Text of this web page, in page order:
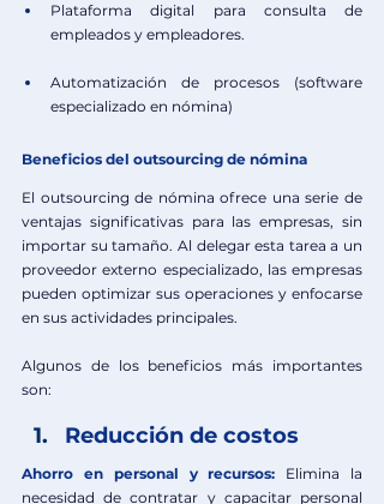
Plataforma digital para consulta de
empleados y empleadores.
Automatización de procesos (software
especializado en nómina)
Beneficios del outsourcing de nómina
El outsourcing de nómina ofrece una serie de
ventajas significativas para las empresas, sin
importar su tamaño. Al delegar esta tarea a un
proveedor externo especializado, las empresas
pueden optimizar sus operaciones y enfocarse
en sus actividades principales.
Algunos de los beneficios más importantes
son:
Reducción de costos
Ahorro en personal y recursos:
Elimina la
necesidad de contratar y capacitar personal